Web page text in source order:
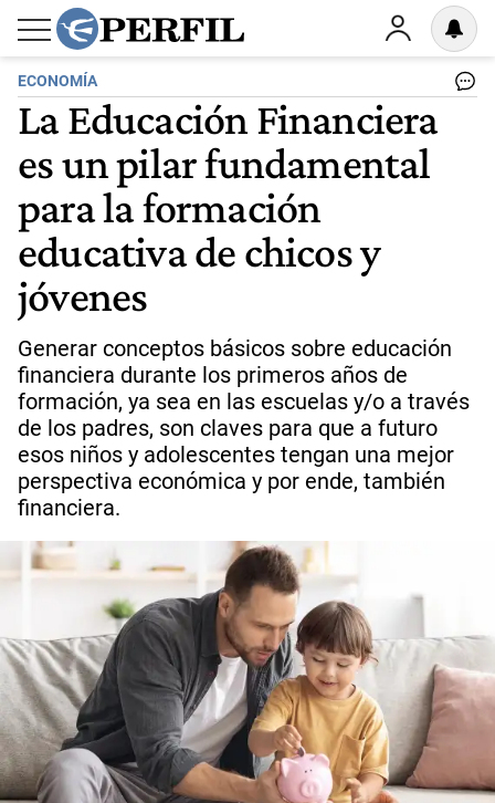
ECONOMÍA
La Educación Financiera
es un pilar fundamental
para la formación
educativa de chicos y
jóvenes
Generar conceptos básicos sobre educación
financiera durante los primeros años de
formación, ya sea en las escuelas y/o a través
de los padres, son claves para que a futuro
esos niños y adolescentes tengan una mejor
perspectiva económica y por ende, también
financiera.